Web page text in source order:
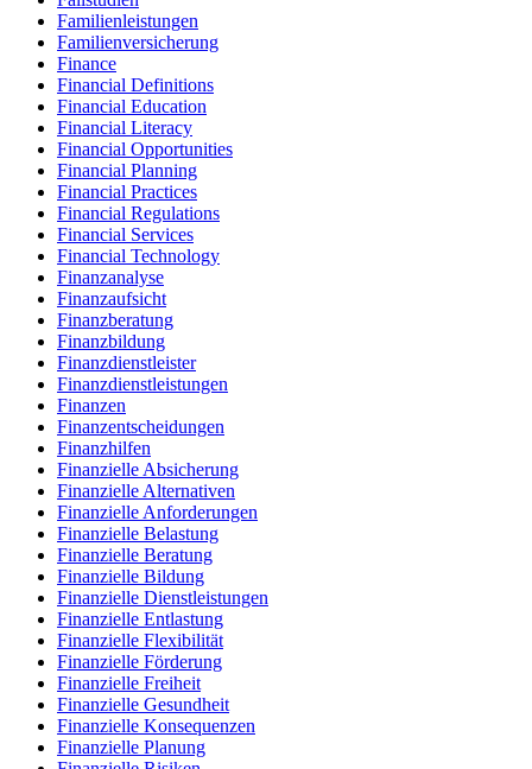
Familienleistungen
Familienversicherung
Finance
Financial Definitions
Financial Education
Financial Literacy
Financial Opportunities
Financial Planning
Financial Practices
Financial Regulations
Financial Services
Financial Technology
Finanzanalyse
Finanzaufsicht
Finanzberatung
Finanzbildung
Finanzdienstleister
Finanzdienstleistungen
Finanzen
Finanzentscheidungen
Finanzhilfen
Finanzielle Absicherung
Finanzielle Alternativen
Finanzielle Anforderungen
Finanzielle Belastung
Finanzielle Beratung
Finanzielle Bildung
Finanzielle Dienstleistungen
Finanzielle Entlastung
Finanzielle Flexibilität
Finanzielle Förderung
Finanzielle Freiheit
Finanzielle Gesundheit
Finanzielle Konsequenzen
Finanzielle Planung